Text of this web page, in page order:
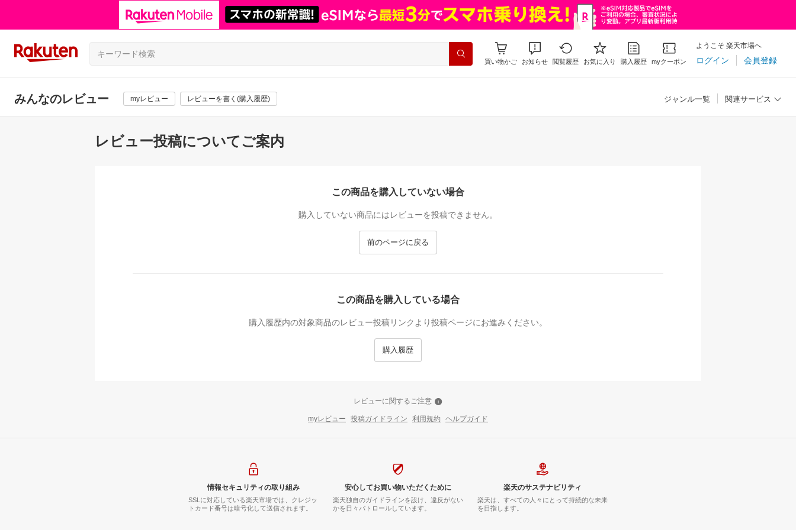
買い物かご お知らせ 閲覧履歴 お気に入り 購入履歴 myクーポン
ようこそ 楽天市場へ
ログイン 会員登録
みんなのレビュー myレビュー レビューを書く(購入履歴) ジャンル一覧 関連サービス
レビュー投稿についてご案内
この商品を購入していない場合
購入していない商品にはレビューを投稿できません。
前のページに戻る
この商品を購入している場合
購入履歴内の対象商品のレビュー投稿リンクより投稿ページにお進みください。
購入履歴
レビューに関するご注意
myレビュー 投稿ガイドライン 利用規約 ヘルプガイド
情報セキュリティの取り組み
SSLに対応している楽天市場では、クレジッ
トカード番号は暗号化して送信されます。
安心してお買い物いただくために
楽天独自のガイドラインを設け、違反がない
かを日々パトロールしています。
楽天のサステナビリティ
楽天は、すべての人々にとって持続的な未来
を目指します。